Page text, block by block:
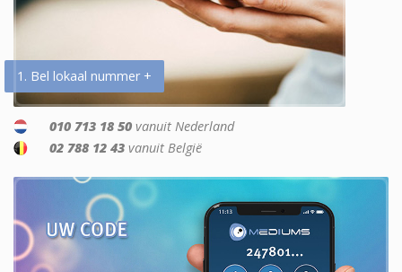
1. Bel lokaal nummer +
010 713 18 50 vanuit Nederland
02 788 12 43 vanuit België